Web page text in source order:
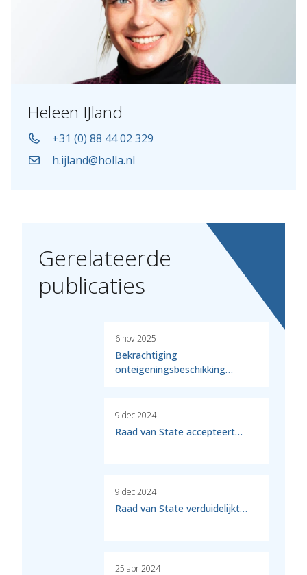
Heleen IJland
+31 (0) 88 44 02 329
h.ijland@holla.nl
Gerelateerde
publicaties
6 nov 2025
Bekrachtiging
onteigeningsbeschikking…
9 dec 2024
Raad van State accepteert…
9 dec 2024
Raad van State verduidelijkt…
25 apr 2024